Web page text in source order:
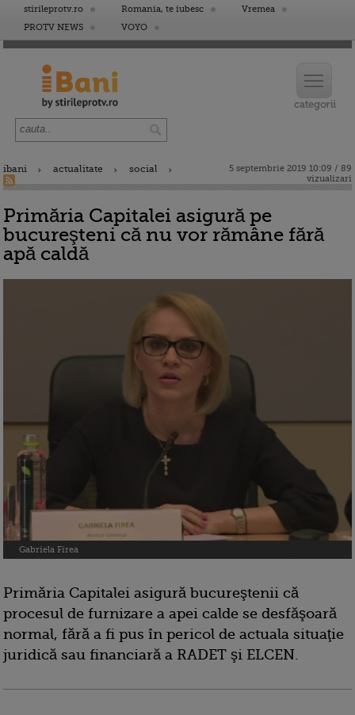
stirileprotv.ro Romania, te iubesc
Vremea
PROTV NEWS
VOYO
ibani actualitate social
5 septembrie 2019 10:09 / 89
vizualizari
Primăria Capitalei asigură pe
bucureşteni că nu vor rămâne fără
apă caldă
Gabriela Firea
Primăria Capitalei asigură bucureştenii că
procesul de furnizare a apei calde se desfăşoară
normal, fără a fi pus în pericol de actuala situaţie
juridică sau financiară a RADET şi ELCEN.